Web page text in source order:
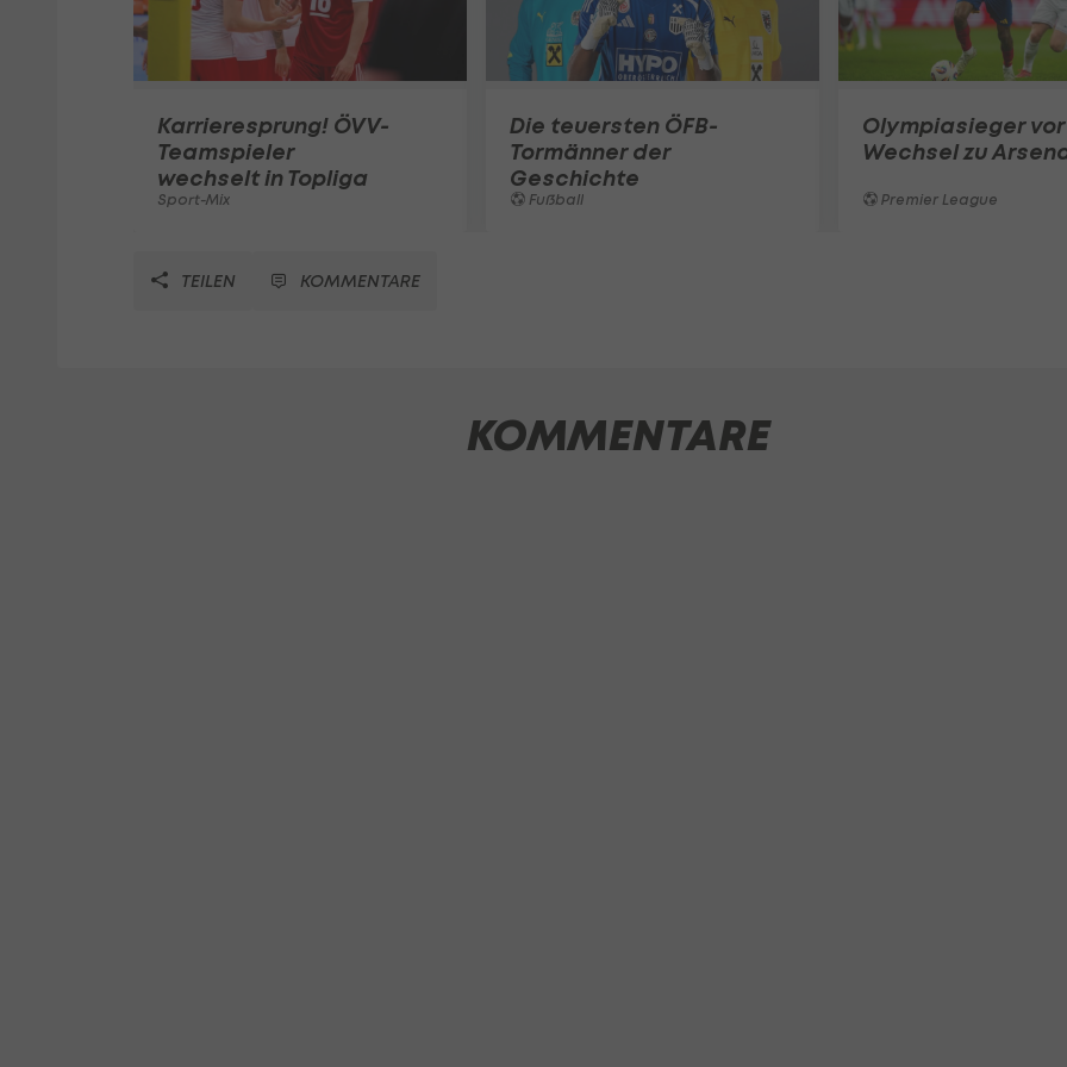
Karrieresprung! ÖVV-
Teamspieler
wechselt in Topliga
Sport-Mix
Die teuersten ÖFB-
Tormänner der
Geschichte
Fußball
Olympiasieger vor
Wechsel zu
Premier League
TEILEN KOMMENTARE
KOMMENTARE